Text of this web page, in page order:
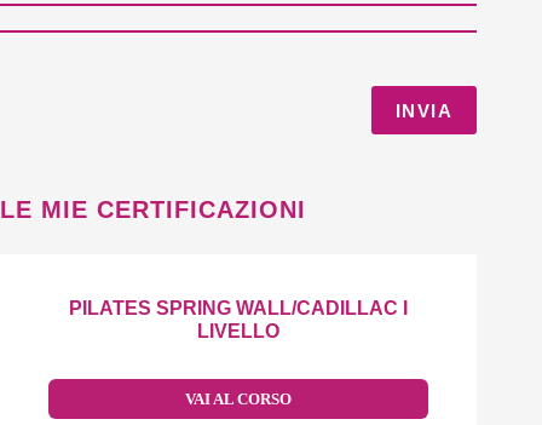
LE MIE CERTIFICAZIONI
PILATES SPRING WALL/CADILLAC I
LIVELLO
VAI AL CORSO